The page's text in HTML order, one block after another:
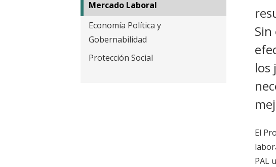
Mercado Laboral
Economía Política y
Gobernabilidad
Protección Social
los
El
PAL